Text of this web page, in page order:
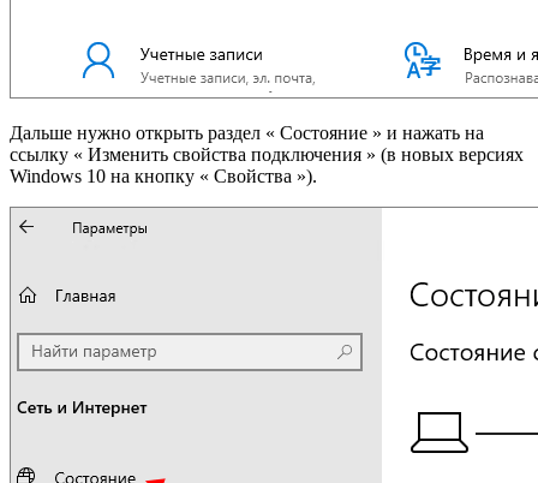
Дальше нужно открыть раздел « Состояние » и нажать на
ссылку « Изменить свойства подключения » (в новых версиях
Windows 10 на кнопку « Свойства »).